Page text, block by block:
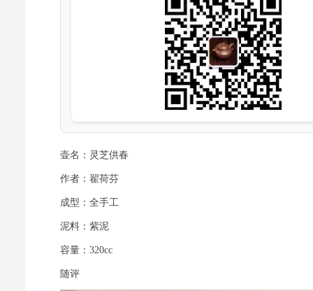
壶名：灵芝供春
作者：翟荷芬
成型：全手工
泥料：紫泥
容量：320cc
随评